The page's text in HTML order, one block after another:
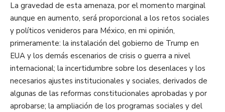
La gravedad de esta amenaza, por el momento marginal
aunque en aumento, será proporcional a los retos sociales
y políticos venideros para México, en mi opinión,
primeramente: la instalación del gobierno de Trump en
EUA y los demás escenarios de crisis o guerra a nivel
internacional; la incertidumbre sobre los desenlaces y los
necesarios ajustes institucionales y sociales, derivados de
algunas de las reformas constitucionales aprobadas y por
aprobarse; la ampliación de los programas sociales y del